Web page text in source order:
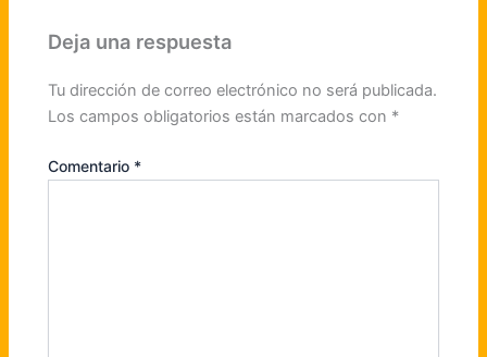
Deja una respuesta
Tu dirección de correo electrónico no será publicada.
Los campos obligatorios están marcados con *
Comentario *